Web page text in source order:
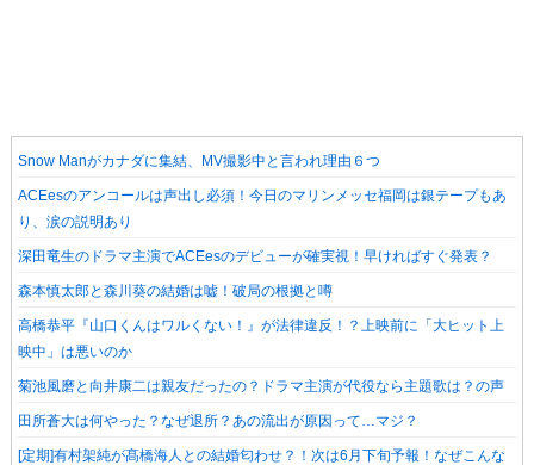
Snow Manがカナダに集結、MV撮影中と言われ理由６つ
ACEesのアンコールは声出し必須！今日のマリンメッセ福岡は銀テープもあ
り、涙の説明あり
深田竜生のドラマ主演でACEesのデビューが確実視！早ければすぐ発表？
森本慎太郎と森川葵の結婚は嘘！破局の根拠と噂
高橋恭平『山口くんはワルくない！』が法律違反！？上映前に「大ヒット上
映中」は悪いのか
菊池風磨と向井康二は親友だったの？ドラマ主演が代役なら主題歌は？の声
田所蒼大は何やった？なぜ退所？あの流出が原因って…マジ？
[定期]有村架純が髙橋海人との結婚匂わせ？！次は6月下旬予報！なぜこんな